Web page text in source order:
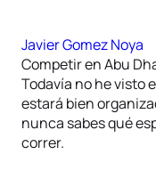
Javier Gomez Noya
Competir en Abu
Todavía no he visto
estará bien
nunca sabes qué
correr.